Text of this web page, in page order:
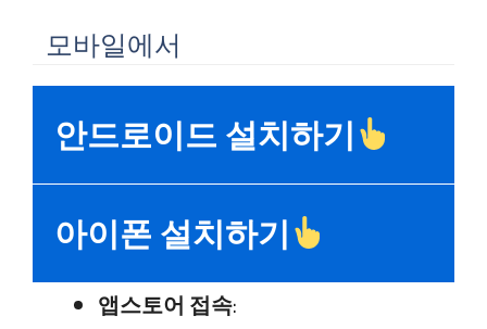
모바일에서
안드로이드 설치하기
아이폰 설치하기
앱스토어 접속: